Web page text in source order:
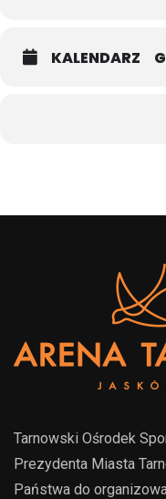
KALENDARZ
Tarnowski Ośrodek
Prezydenta Miasta
Państwa do